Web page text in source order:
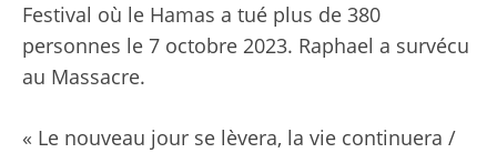
Festival où le Hamas a tué plus de 380
personnes le 7 octobre 2023. Raphael a survécu
au Massacre.
« Le nouveau jour se lèvera, la vie continuera /